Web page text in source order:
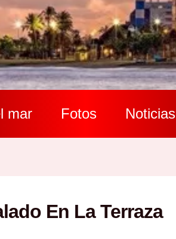
mar Fotos Noticias
En La Terraza